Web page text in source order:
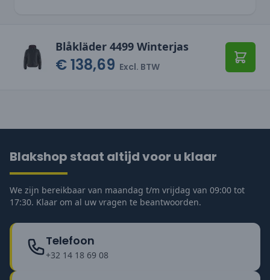
Blåkläder 4499 Winterjas
€ 138,69 Excl. BTW
Blakshop staat altijd voor u klaar
We zijn bereikbaar van maandag t/m vrijdag van 09:00 tot
17:30. Klaar om al uw vragen te beantwoorden.
Telefoon
+32 14 18 69 08